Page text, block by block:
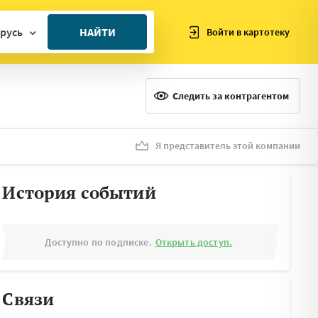
НАЙТИ Войти в картотеку
Следить за контрагентом
Я представитель этой компании
История событий
Доступно по подписке. Открыть доступ.
Связи